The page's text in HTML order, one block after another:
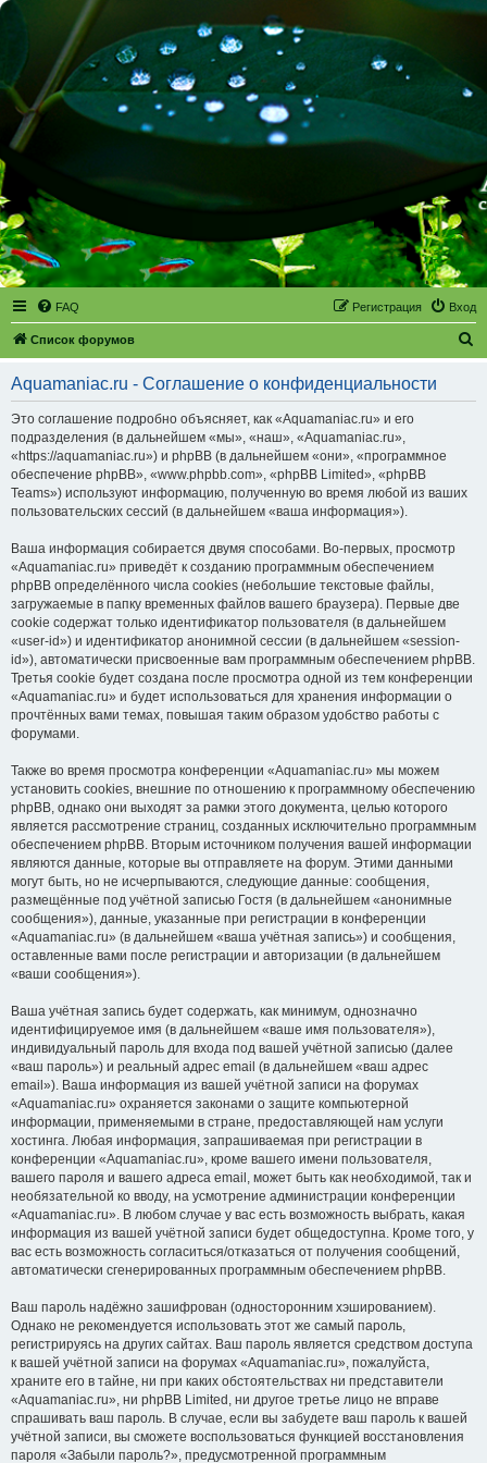
FAQ Вход
Регистрация
Список форумов
Aquamaniac.ru - Соглашение о конфиденциальности
Это соглашение подробно объясняет, как «Aquamaniac.ru» и его
подразделения (в дальнейшем «мы», «наш», «Aquamaniac.ru»,
«https://aquamaniac.ru») и phpBB (в дальнейшем «они», «программное
обеспечение phpBB», «www.phpbb.com», «phpBB Limited», «phpBB
Teams») используют информацию, полученную во время любой из ваших
пользовательских сессий (в дальнейшем «ваша информация»).
Ваша информация собирается двумя способами. Во-первых, просмотр
«Aquamaniac.ru» приведёт к созданию программным обеспечением
phpBB определённого числа cookies (небольшие текстовые файлы,
загружаемые в папку временных файлов вашего браузера). Первые две
cookie содержат только идентификатор пользователя (в дальнейшем
«user-id») и идентификатор анонимной сессии (в дальнейшем «session-
id»), автоматически присвоенные вам программным обеспечением phpBB.
Третья cookie будет создана после просмотра одной из тем конференции
«Aquamaniac.ru» и будет использоваться для хранения информации о
прочтённых вами темах, повышая таким образом удобство работы с
форумами.
Также во время просмотра конференции «Aquamaniac.ru» мы можем
установить cookies, внешние по отношению к программному обеспечению
phpBB, однако они выходят за рамки этого документа, целью которого
является рассмотрение страниц, созданных исключительно программным
обеспечением phpBB. Вторым источником получения вашей информации
являются данные, которые вы отправляете на форум. Этими данными
могут быть, но не исчерпываются, следующие данные: сообщения,
размещённые под учётной записью Гостя (в дальнейшем «анонимные
сообщения»), данные, указанные при регистрации в конференции
«Aquamaniac.ru» (в дальнейшем «ваша учётная запись») и сообщения,
оставленные вами после регистрации и авторизации (в дальнейшем
«ваши сообщения»).
Ваша учётная запись будет содержать, как минимум, однозначно
идентифицируемое имя (в дальнейшем «ваше имя пользователя»),
индивидуальный пароль для входа под вашей учётной записью (далее
«ваш пароль») и реальный адрес email (в дальнейшем «ваш адрес
email»). Ваша информация из вашей учётной записи на форумах
«Aquamaniac.ru» охраняется законами о защите компьютерной
информации, применяемыми в стране, предоставляющей нам услуги
хостинга. Любая информация, запрашиваемая при регистрации в
конференции «Aquamaniac.ru», кроме вашего имени пользователя,
вашего пароля и вашего адреса email, может быть как необходимой, так и
необязательной ко вводу, на усмотрение администрации конференции
«Aquamaniac.ru». В любом случае у вас есть возможность выбрать, какая
информация из вашей учётной записи будет общедоступна. Кроме того, у
вас есть возможность согласиться/отказаться от получения сообщений,
автоматически сгенерированных программным обеспечением phpBB.
Ваш пароль надёжно зашифрован (односторонним хэшированием).
Однако не рекомендуется использовать этот же самый пароль,
регистрируясь на других сайтах. Ваш пароль является средством доступа
к вашей учётной записи на форумах «Aquamaniac.ru», пожалуйста,
храните его в тайне, ни при каких обстоятельствах ни представители
«Aquamaniac.ru», ни phpBB Limited, ни другое третье лицо не вправе
спрашивать ваш пароль. В случае, если вы забудете ваш пароль к вашей
учётной записи, вы сможете воспользоваться функцией восстановления
пароля «Забыли пароль?», предусмотренной программным